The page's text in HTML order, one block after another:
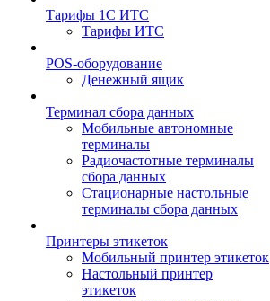
Тарифы 1С ИТС
Тарифы ИТС
POS-оборудование
Денежный ящик
Терминал сбора данных
Мобильные автономные
терминалы
Радиочастотные терминалы
сбора данных
Стационарные настольные
терминалы сбора данных
Принтеры этикеток
Мобильный принтер этикеток
Настольный принтер
этикеток